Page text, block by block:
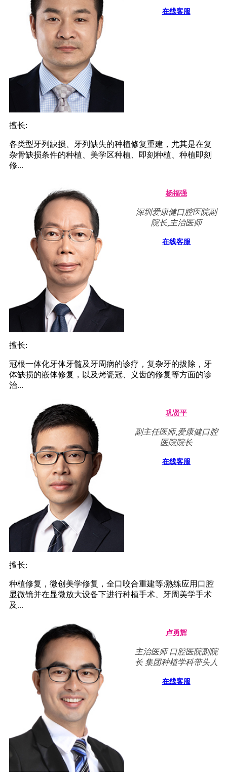
在线客服
擅长:
各类型牙列缺损、牙列缺失的种植修复重建，尤其是在复
杂骨缺损条件的种植、美学区种植、即刻种植、种植即刻
修...
杨福强
深圳爱康健口腔医院副
院长,主治医师
在线客服
擅长:
冠根一体化牙体牙髓及牙周病的诊疗，复杂牙的拔除，牙
体缺损的嵌体修复，以及烤瓷冠、义齿的修复等方面的诊
治...
巩贤平
副主任医师,爱康健口腔
医院院长
在线客服
擅长:
种植修复，微创美学修复，全口咬合重建等;熟练应用口腔
显微镜并在显微放大设备下进行种植手术、牙周美学手术
及...
卢勇辉
主治医师 口腔医院副院
长 集团种植学科带头人
在线客服